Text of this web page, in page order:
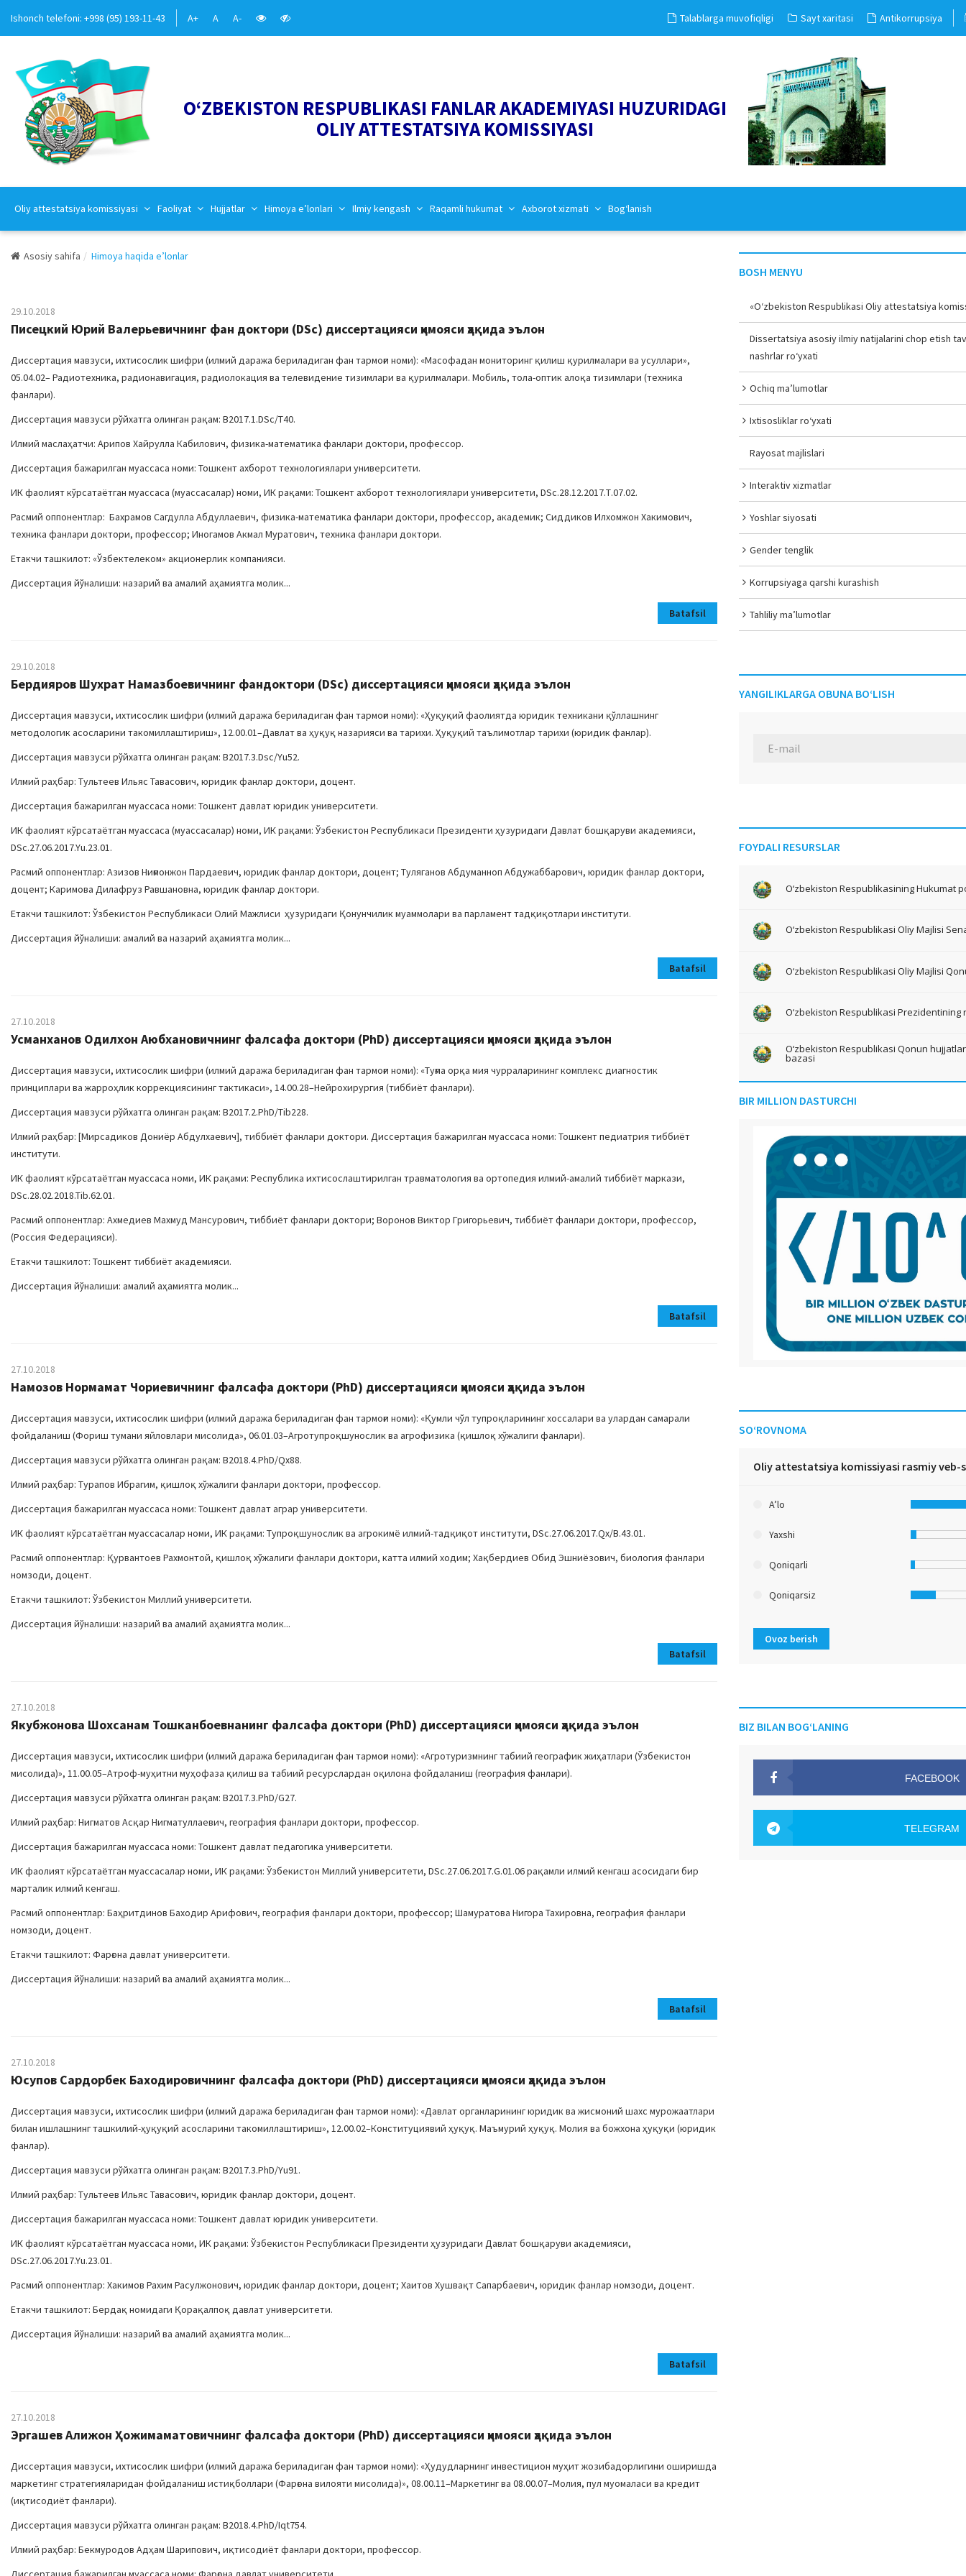
Ishonch telefoni: +998 (95) 193-11-43 A+ A A- Talablarga muvofiqligi Sayt xaritasi Antikorrupsiya
O‘ZBEKISTON RESPUBLIKASI FANLAR AKADEMIYASI HUZURIDAGI
OLIY ATTESTATSIYA KOMISSIYASI
Oliy attestatsiya komissiyasi Faoliyat Hujjatlar Himoya e’lonlari Ilmiy kengash Raqamli hukumat Axborot xizmati Bog‘lanish
Asosiy sahifa Himoya haqida e’lonlar
29.10.2018
Писецкий Юрий Валерьевичнинг фан доктори (DSc) диссертацияси ҳимояси ҳақида эълон
Диссертация мавзуси, ихтисослик шифри (илмий даража бериладиган фан тармоғи номи): «Масофадан мониторинг қилиш қурилмалари ва усуллари»,
05.04.02– Радиотехника, радионавигация, радиолокация ва телевидение тизимлари ва қурилмалари. Мобиль, тола-оптик алоқа тизимлари (техника
фанлари).
Диссертация мавзуси рўйхатга олинган рақам: B2017.1.DSc/T40.
Илмий маслаҳатчи: Арипов Хайрулла Кабилович, физика-математика фанлари доктори, профессор.
Диссертация бажарилган муассаса номи: Тошкент ахборот технологиялари университети.
ИК фаолият кўрсатаётган муассаса (муассасалар) номи, ИК рақами: Тошкент ахборот технологиялари университети, DSc.28.12.2017.Т.07.02.
Расмий оппонентлар: Бахрамов Сагдулла Абдуллаевич, физика-математика фанлари доктори, профессор, академик; Сиддиков Илхомжон Хакимович,
техника фанлари доктори, профессор; Иногамов Акмал Муратович, техника фанлари доктори.
Етакчи ташкилот: «Ўзбектелеком» акционерлик компанияси.
Диссертация йўналиши: назарий ва амалий аҳамиятга молик...
Batafsil
29.10.2018
Бердияров Шухрат Намазбоевичнинг фандоктори (DSc) диссертацияси ҳимояси ҳақида эълон
Диссертация мавзуси, ихтисослик шифри (илмий даража бериладиган фан тармоғи номи): «Ҳуқуқий фаолиятда юридик техникани қўллашнинг
методологик асосларини такомиллаштириш», 12.00.01–Давлат ва ҳуқуқ назарияси ва тарихи. Ҳуқуқий таълимотлар тарихи (юридик фанлар).
Диссертация мавзуси рўйхатга олинган рақам: В2017.3.Dsc/Yu52.
Илмий раҳбар: Тультеев Ильяс Тавасович, юридик фанлар доктори, доцент.
Диссертация бажарилган муассаса номи: Тошкент давлат юридик университети.
ИК фаолият кўрсатаётган муассаса (муассасалар) номи, ИК рақами: Ўзбекистон Республикаси Президенти ҳузуридаги Давлат бошқаруви академияси,
DSc.27.06.2017.Yu.23.01.
Расмий оппонентлар: Азизов Ниғмонжон Пардаевич, юридик фанлар доктори, доцент; Туляганов Абдуманноп Абдужаббарович, юридик фанлар доктори,
доцент; Каримова Дилафруз Равшановна, юридик фанлар доктори.
Етакчи ташкилот: Ўзбекистон Республикаси Олий Мажлиси ҳузуридаги Қонунчилик муаммолари ва парламент тадқиқотлари институти.
Диссертация йўналиши: амалий ва назарий аҳамиятга молик...
Batafsil
27.10.2018
Усманханов Одилхон Аюбхановичнинг фалсафа доктори (PhD) диссертацияси ҳимояси ҳақида эълон
Диссертация мавзуси, ихтисослик шифри (илмий даража бериладиган фан тармоғи номи): «Туғма орқа мия чурраларининг комплекс диагностик
принциплари ва жарроҳлик коррекциясининг тактикаси», 14.00.28–Нейрохирургия (тиббиёт фанлари).
Диссертация мавзуси рўйхатга олинган рақам: B2017.2.PhD/Tib228.
Илмий раҳбар: [Мирсадиков Дониёр Абдулхаевич], тиббиёт фанлари доктори. Диссертация бажарилган муассаса номи: Тошкент педиатрия тиббиёт
институти.
ИК фаолият кўрсатаётган муассаса номи, ИК рақами: Республика ихтисослаштирилган травматология ва ортопедия илмий-амалий тиббиёт маркази,
DSc.28.02.2018.Tib.62.01.
Расмий оппонентлар: Ахмедиев Махмуд Мансурович, тиббиёт фанлари доктори; Воронов Виктор Григорьевич, тиббиёт фанлари доктори, профессор,
(Россия Федерацияси).
Етакчи ташкилот: Тошкент тиббиёт академияси.
Диссертация йўналиши: амалий аҳамиятга молик...
Batafsil
27.10.2018
Намозов Нормамат Чориевичнинг фалсафа доктори (PhD) диссертацияси ҳимояси ҳақида эълон
Диссертация мавзуси, ихтисослик шифри (илмий даража бериладиган фан тармоғи номи): «Қумли чўл тупроқларининг хоссалари ва улардан самарали
фойдаланиш (Фориш тумани яйловлари мисолида», 06.01.03–Агротупроқшунослик ва агрофизика (қишлоқ хўжалиги фанлари).
Диссертация мавзуси рўйхатга олинган рақам: B2018.4.PhD/Qx88.
Илмий раҳбар: Турапов Ибрагим, қишлоқ хўжалиги фанлари доктори, профессор.
Диссертация бажарилган муассаса номи: Тошкент давлат аграр университети.
ИК фаолият кўрсатаётган муассасалар номи, ИК рақами: Тупроқшунослик ва агрокимё илмий-тадқиқот институти, DSc.27.06.2017.Qx/B.43.01.
Расмий оппонентлар: Қурвантоев Рахмонтой, қишлоқ хўжалиги фанлари доктори, катта илмий ходим; Хақбердиев Обид Эшниёзович, биология фанлари
номзоди, доцент.
Етакчи ташкилот: Ўзбекистон Миллий университети.
Диссертация йўналиши: назарий ва амалий аҳамиятга молик...
Batafsil
27.10.2018
Якубжонова Шохсанам Тошканбоевнанинг фалсафа доктори (PhD) диссертацияси ҳимояси ҳақида эълон
Диссертация мавзуси, ихтисослик шифри (илмий даража бериладиган фан тармоғи номи): «Агротуризмнинг табиий географик жиҳатлари (Ўзбекистон
мисолида)», 11.00.05–Атроф-муҳитни муҳофаза қилиш ва табиий ресурслардан оқилона фойдаланиш (география фанлари).
Диссертация мавзуси рўйхатга олинган рақам: B2017.3.PhD/G27.
Илмий раҳбар: Нигматов Асқар Нигматуллаевич, география фанлари доктори, профессор.
Диссертация бажарилган муассаса номи: Тошкент давлат педагогика университети.
ИК фаолият кўрсатаётган муассасалар номи, ИК рақами: Ўзбекистон Миллий университети, DSc.27.06.2017.G.01.06 рақамли илмий кенгаш асосидаги бир
марталик илмий кенгаш.
Расмий оппонентлар: Баҳритдинов Баходир Арифович, география фанлари доктори, профессор; Шамуратова Нигора Тахировна, география фанлари
номзоди, доцент.
Етакчи ташкилот: Фарғона давлат университети.
Диссертация йўналиши: назарий ва амалий аҳамиятга молик...
Batafsil
27.10.2018
Юсупов Сардорбек Баходировичнинг фалсафа доктори (PhD) диссертацияси ҳимояси ҳақида эълон
Диссертация мавзуси, ихтисослик шифри (илмий даража бериладиган фан тармоғи номи): «Давлат органларининг юридик ва жисмоний шахс мурожаатлари
билан ишлашнинг ташкилий-ҳуқуқий асосларини такомиллаштириш», 12.00.02–Конституциявий ҳуқуқ. Маъмурий ҳуқуқ. Молия ва божхона ҳуқуқи (юридик
фанлар).
Диссертация мавзуси рўйхатга олинган рақам: В2017.3.PhD/Yu91.
Илмий раҳбар: Тультеев Ильяс Тавасович, юридик фанлар доктори, доцент.
Диссертация бажарилган муассаса номи: Тошкент давлат юридик университети.
ИК фаолият кўрсатаётган муассаса номи, ИК рақами: Ўзбекистон Республикаси Президенти ҳузуридаги Давлат бошқаруви академияси,
DSc.27.06.2017.Yu.23.01.
Расмий оппонентлар: Хакимов Рахим Расулжонович, юридик фанлар доктори, доцент; Хаитов Хушвақт Сапарбаевич, юридик фанлар номзоди, доцент.
Етакчи ташкилот: Бердақ номидаги Қорақалпоқ давлат университети.
Диссертация йўналиши: назарий ва амалий аҳамиятга молик...
Batafsil
27.10.2018
Эргашев Алижон Ҳожимаматовичнинг фалсафа доктори (PhD) диссертацияси ҳимояси ҳақида эълон
Диссертация мавзуси, ихтисослик шифри (илмий даража бериладиган фан тармоғи номи): «Ҳудудларнинг инвестицион муҳит жозибадорлигини оширишда
маркетинг стратегияларидан фойдаланиш истиқболлари (Фарғона вилояти мисолида)», 08.00.11–Маркетинг ва 08.00.07–Молия, пул муомаласи ва кредит
(иқтисодиёт фанлари).
Диссертация мавзуси рўйхатга олинган рақам: В2018.4.PhD/Iqt754.
Илмий раҳбар: Бекмуродов Адҳам Шарипович, иқтисодиёт фанлари доктори, профессор.
BOSH MENYU
«O‘zbekiston Respublikasi Oliy attestatsiya
Dissertatsiya asosiy ilmiy natijalarini chop etish
nashrlar ro‘yxati
Ochiq ma’lumotlar
Ixtisosliklar ro‘yxati
Rayosat majlislari
Interaktiv xizmatlar
Yoshlar siyosati
Gender tenglik
Korrupsiyaga qarshi kurashish
Tahliliy ma’lumotlar
YANGILIKLARGA OBUNA BO‘LISH
FOYDALI RESURSLAR
O‘zbekiston Respublikasining Hukumat
O‘zbekiston Respublikasi Oliy Majlisi
O‘zbekiston Respublikasi Oliy Majlisi
O‘zbekiston Respublikasi Prezidentining
O‘zbekiston Respublikasi Qonun
bazasi
BIR MILLION DASTURCHI
SO‘ROVNOMA
Oliy attestatsiya komissiyasi rasmiy
A’lo
Yaxshi
Qoniqarli
Qoniqarsiz
Ovoz berish
BIZ BILAN BOG‘LANING
FACEBOOK
TELEGRAM